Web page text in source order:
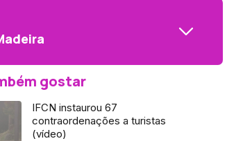
gostar
IFCN instaurou 67
contraordenações a turistas
(vídeo)